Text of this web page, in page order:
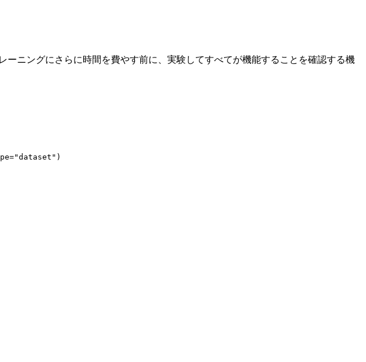
ニングにさらに時間を費やす前に、実験してすべてが機能することを確認する機
"dataset" )